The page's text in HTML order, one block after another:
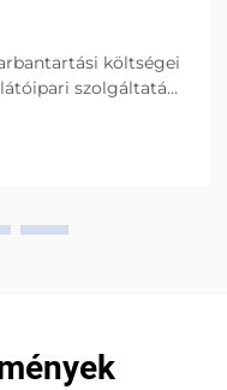
költségei
szolgáltatás
gép azonban
a rendszeres